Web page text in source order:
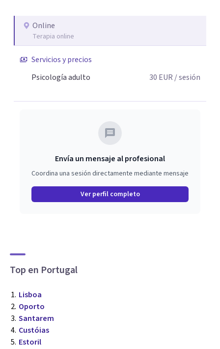
Online
Terapia online
Servicios y precios
Psicología adulto
30 EUR / sesión
Envía un mensaje al profesional
Coordina una sesión directamente mediante mensaje
Ver perfil completo
Top en Portugal
Lisboa
Oporto
Santarem
Custóias
Estoril